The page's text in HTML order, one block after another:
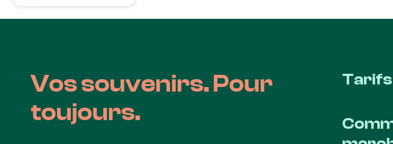
Vos souvenirs. Pour
toujours.
Tarifs